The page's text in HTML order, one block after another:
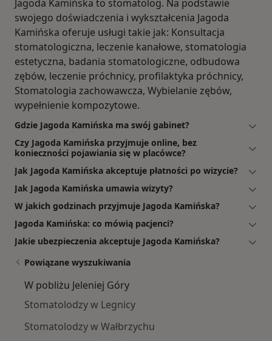
Jagoda Kamińska to stomatolog. Na podstawie
swojego doświadczenia i wykształcenia Jagoda
Kamińska oferuje usługi takie jak: Konsultacja
stomatologiczna, leczenie kanałowe, stomatologia
estetyczna, badania stomatologiczne, odbudowa
zębów, leczenie próchnicy, profilaktyka próchnicy,
Stomatologia zachowawcza, Wybielanie zębów,
wypełnienie kompozytowe.
Gdzie Jagoda Kamińska ma swój gabinet?
Czy Jagoda Kamińska przyjmuje online, bez
konieczności pojawiania się w placówce?
Jak Jagoda Kamińska akceptuje płatności po wizycie?
Jak Jagoda Kamińska umawia wizyty?
W jakich godzinach przyjmuje Jagoda Kamińska?
Jagoda Kamińska: co mówią pacjenci?
Jakie ubezpieczenia akceptuje Jagoda Kamińska?
Powiązane wyszukiwania
W pobliżu Jeleniej Góry
Stomatolodzy w Legnicy
Stomatolodzy w Wałbrzychu